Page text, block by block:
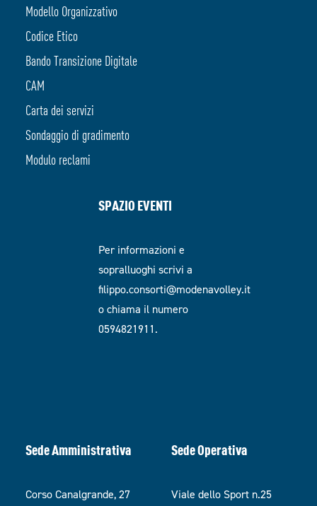
Modello Organizzativo
Codice Etico
Bando Transizione Digitale
CAM
Carta dei servizi
Sondaggio di gradimento
Modulo reclami
SPAZIO EVENTI
Per informazioni e
sopralluoghi scrivi a
filippo.consorti@modenavolley.it
o chiama il numero
0594821911.
Sede Amministrativa
Corso Canalgrande, 27
Sede Operativa
Viale dello Sport n.25